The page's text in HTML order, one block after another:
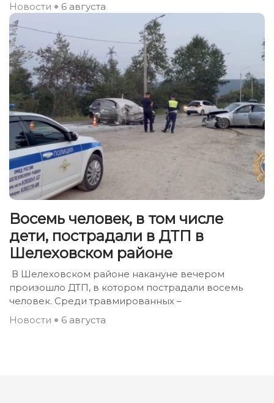
Новости
6 августа
Восемь человек, в том числе
дети, пострадали в ДТП в
Шелеховском районе
В Шелеховском районе накануне вечером
произошло ДТП, в котором пострадали восемь
человек. Среди травмированных –
Новости
6 августа